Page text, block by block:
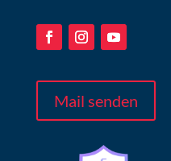
Mail senden